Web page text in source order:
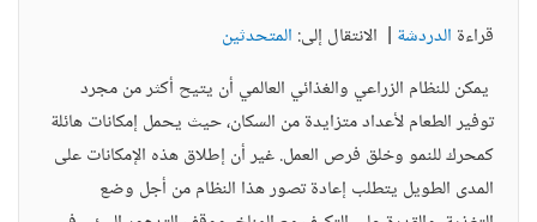
قراءة الدردشة | الانتقال إلى: المتحدثين
يمكن للنظام الزراعي والغذائي العالمي أن يتيح أكثر من مجرد
توفير الطعام لأعداد متزايدة من السكان، حيث يحمل إمكانات هائلة
كمحرك للنمو وخلق فرص العمل. غير أن إطلاق هذه الإمكانات على
المدى الطويل يتطلب إعادة تصور هذا النظام من أجل وضع